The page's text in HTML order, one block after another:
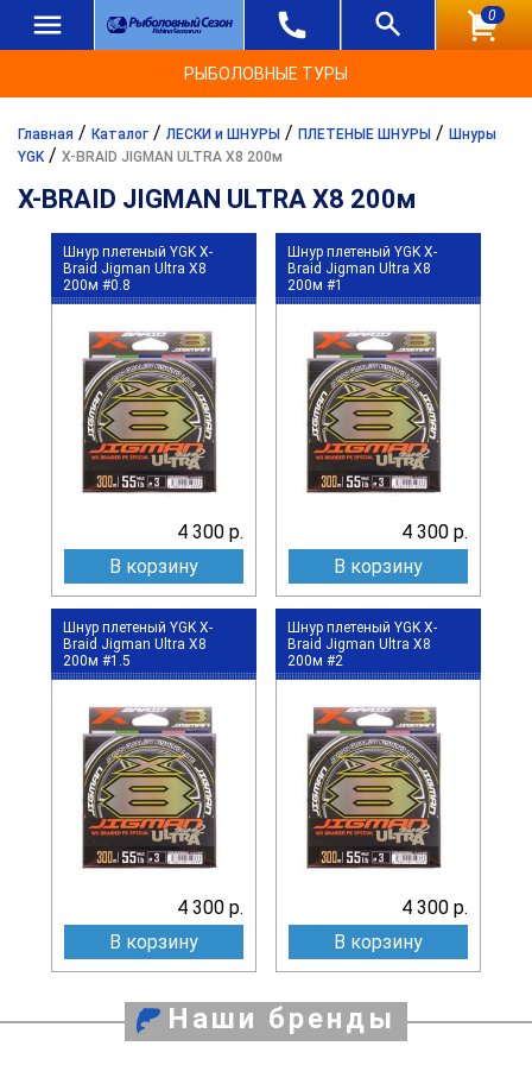
0
РЫБОЛОВНЫЕ ТУРЫ
Главная / Каталог / ЛЕСКИ и ШНУРЫ / ПЛЕТЕНЫЕ ШНУРЫ / Шнуры
YGK/ X-BRAID JIGMAN ULTRA X8 200м
X-BRAID JIGMAN ULTRA X8 200м
Шнур плетеный YGK X-
Braid Jigman Ultra X8
200м #0.8
4 300 р.
В корзину
Шнур плетеный YGK X-
Braid Jigman Ultra X8
200м #1
4 300 р.
В корзину
Шнур плетеный YGK X-
Braid Jigman Ultra X8
200м #1.5
4 300 р.
В корзину
Шнур плетеный YGK X-
Braid Jigman Ultra X8
200м #2
4 300 р.
В корзину
Наши бренды